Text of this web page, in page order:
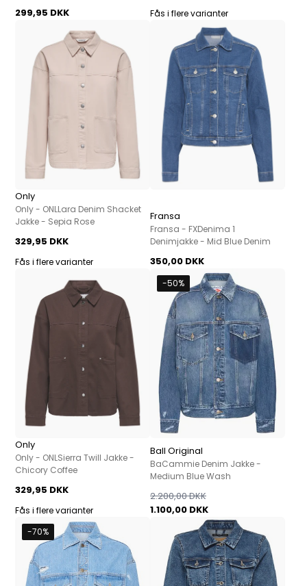
299,95 DKK Fås i flere varianter
Only
Only - ONLLara Denim Shacket
Jakke - Sepia Rose
329,95 DKK
Fås i flere varianter
Fransa
Fransa - FXDenima 1
Denimjakke - Mid Blue Denim
350,00 DKK
Only
Only - ONLSierra Twill Jakke -
Chicory Coffee
329,95 DKK
Fås i flere varianter
-50%
Ball Original
BaCammie Denim Jakke -
Medium Blue Wash
1.100,00 DKK
2.200,00 DKK
-70%